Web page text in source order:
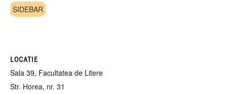
SIDEBAR
LOCATIE
Sala 39, Facultatea de Litere
Str. Horea, nr. 31